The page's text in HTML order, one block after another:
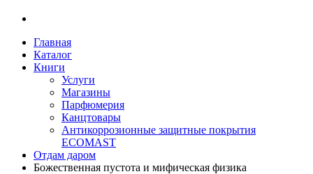
Главная
Каталог
Книги
Услуги
Магазины
Парфюмерия
Канцтовары
Антикоррозионные защитные покрытия
ECOMAST
Отдам даром
Божественная пустота и мифическая физика